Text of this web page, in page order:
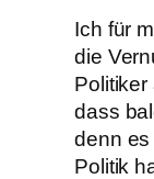
Ich für
die
Politiker
dass
denn es
Politik